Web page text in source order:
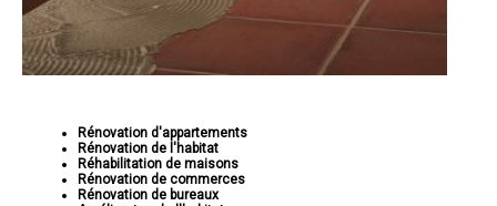
Rénovation d'appartements
Rénovation de l'habitat
Réhabilitation de maisons
Rénovation de commerces
Rénovation de bureaux